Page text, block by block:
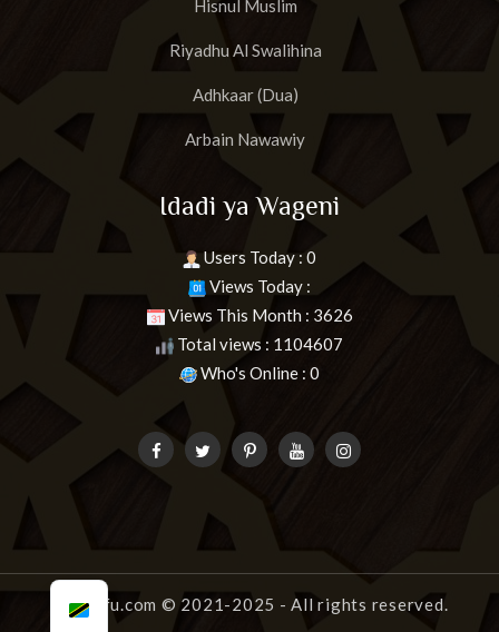
Hisnul Muslim
Riyadhu Al Swalihina
Adhkaar (Dua)
Arbain Nawawiy
Idadi ya Wageni
Users Today : 0
Views Today :
Views This Month : 3626
Total views : 1104607
Who's Online : 0
uongofu.com © 2021-2025 - All rights reserved.